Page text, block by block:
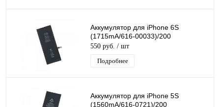
Аккумулятор для iPhone 6S
(1715mA/616-00033)/200
550 руб. / шт
Подробнее
Аккумулятор для iPhone 5S
(1560mA/616-0721)/200